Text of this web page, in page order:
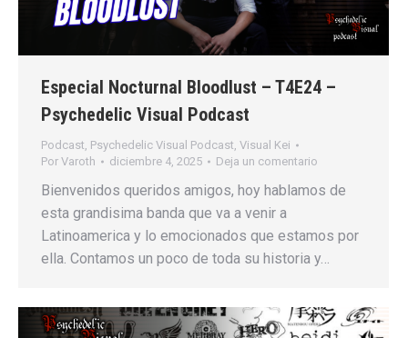
Especial Nocturnal Bloodlust – T4E24 –
Psychedelic Visual Podcast
Podcast, Psychedelic Visual Podcast, Visual Kei
Por Varoth diciembre 4, 2025 Deja un comentario
Bienvenidos queridos amigos, hoy hablamos de
esta grandisima banda que va a venir a
Latinoamerica y lo emocionados que estamos por
ella. Contamos un poco de toda su historia y…